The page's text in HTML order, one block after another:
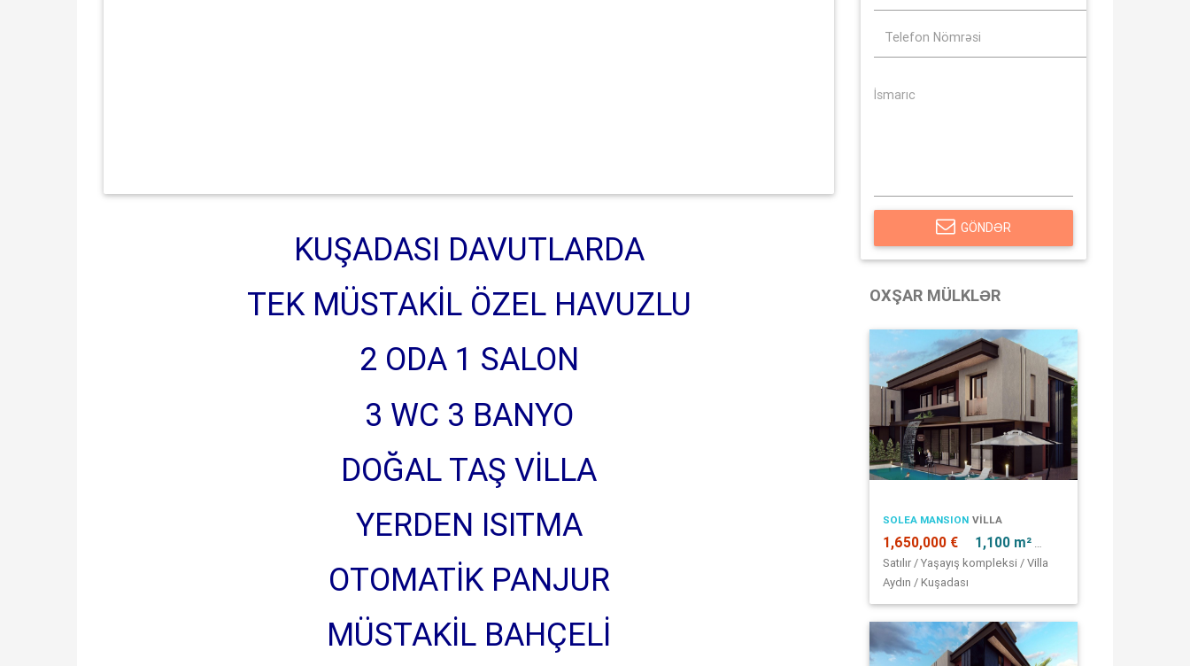
KUŞADASI DAVUTLARDA
TEK MÜSTAKİL ÖZEL HAVUZLU
2 ODA 1 SALON
3 WC 3 BANYO
DOĞAL TAŞ VİLLA
YERDEN ISITMA
OTOMATİK PANJUR
MÜSTAKİL BAHÇELİ
GÖNDƏR
OXŞAR MÜLKLƏR
SOLEA MANSION VILLA
1,650,000 € 1,100 m²
Satılır / Yaşayış kompleksi / Villa
Aydın / Kuşadası